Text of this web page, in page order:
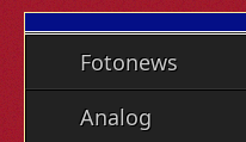
Fotonews
Analog